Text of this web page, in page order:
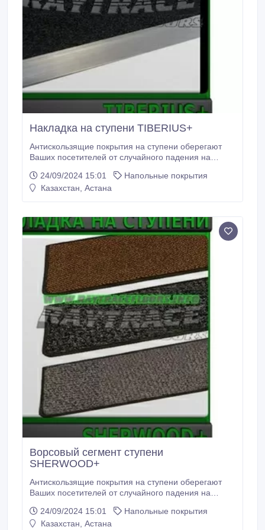
Накладка на ступени TIBERIUS+
Антискользящие покрытия на ступени оберегают
Ваших посетителей от случайного падения на
Антискользящие накладки на ступени состоят из
грязезащитного ворсового покрытия, которое
лестницы на улице придает входной группе здания
представительный вид.
24/09/2024 15:01
Напольные покрытия
Казахстан, Астана
Ворсовый сегмент ступени
SHERWOOD+
Антискользящие покрытия на ступени оберегают
Ваших посетителей от случайного падения на
Антискользящие накладки на ступени состоят из
грязезащитного ворсового покрытия, которое
24/09/2024 15:01
Напольные покрытия
Казахстан, Астана